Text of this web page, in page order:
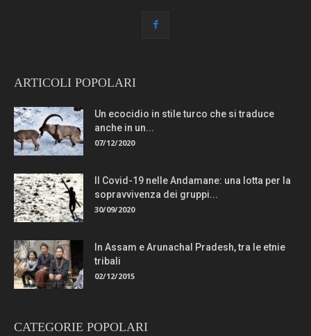
ARTICOLI POPOLARI
Un ecocidio in stile turco che si traduce
anche in un...
07/12/2020
Il Covid-19 nelle Andamane: una lotta per la
sopravvivenza dei gruppi...
30/09/2020
In Assam e Arunachal Pradesh, tra le etnie
tribali
02/12/2015
CATEGORIE POPOLARI